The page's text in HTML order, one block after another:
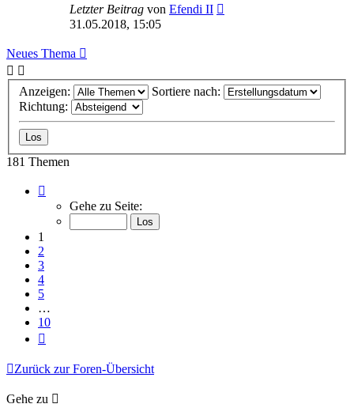
Letzter Beitrag von Efendi II
31.05.2018, 15:05
Neues Thema
Anzeigen:
Sortiere nach:
Richtung:
181 Themen
von
Gehe zu Seite:
1
2
3
4
5
…
10
Zurück zur Foren-Übersicht
Gehe zu